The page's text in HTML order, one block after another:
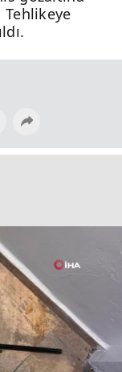
Tehlikeye